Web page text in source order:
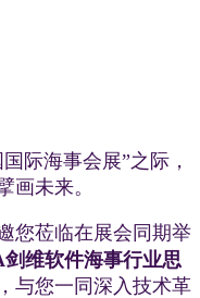
际海事会展”之际，
画未来。
您莅临在展会同期举
维软件海事行业思
与您一同深入技术革